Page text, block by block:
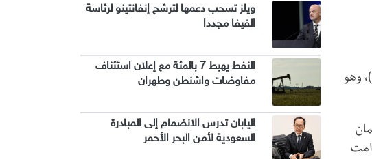
وهو
ويلز تسحب دعمها لترشح إنفانتينو لرئاسة
الفيفا مجددا
النفط يهبط 7 بالمئة مع إعلان استئناف
مفاوضات واشنطن وطهران
اليابان تدرس الانضمام إلى المبادرة
السعودية لأمن البحر الأحمر